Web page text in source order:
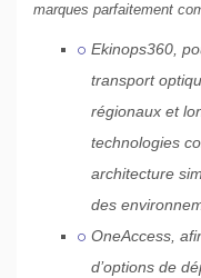
marques parfaitement
Ekinops360,
transport
régionaux et
technologies
architecture
des
OneAccess,
d’options de